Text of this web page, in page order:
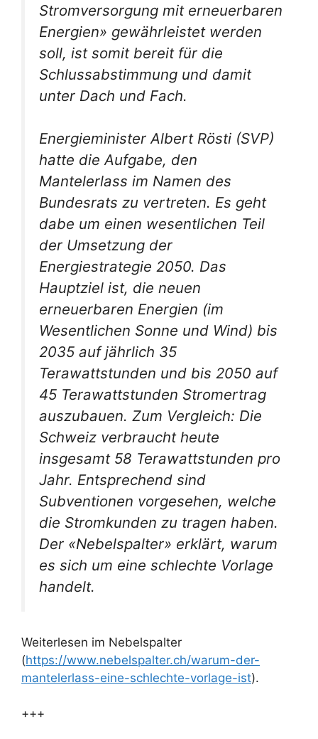
Stromversorgung mit erneuerbaren
Energien» gewährleistet werden
soll, ist somit bereit für die
Schlussabstimmung und damit
unter Dach und Fach.
Energieminister Albert Rösti (SVP)
hatte die Aufgabe, den
Mantelerlass im Namen des
Bundesrats zu vertreten. Es geht
dabe um einen wesentlichen Teil
der Umsetzung der
Energiestrategie 2050. Das
Hauptziel ist, die neuen
erneuerbaren Energien (im
Wesentlichen Sonne und Wind) bis
2035 auf jährlich 35
Terawattstunden und bis 2050 auf
45 Terawattstunden Stromertrag
auszubauen. Zum Vergleich: Die
Schweiz verbraucht heute
insgesamt 58 Terawattstunden pro
Jahr. Entsprechend sind
Subventionen vorgesehen, welche
die Stromkunden zu tragen haben.
Der «Nebelspalter» erklärt, warum
es sich um eine schlechte Vorlage
handelt.
Weiterlesen im Nebelspalter
(https://www.nebelspalter.ch/warum-der-
mantelerlass-eine-schlechte-vorlage-ist).
+++